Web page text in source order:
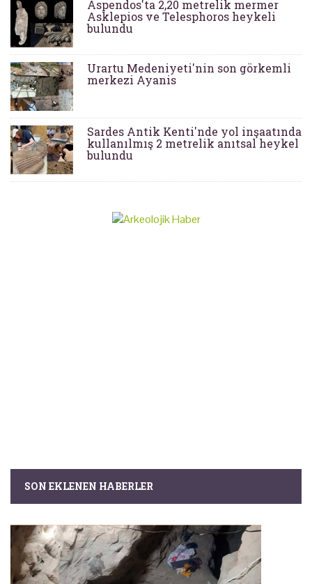
Aspendos'ta 2,20 metrelik mermer
Asklepios ve Telesphoros heykeli
bulundu
Urartu Medeniyeti'nin son görkemli
merkezi Ayanis
Sardes Antik Kenti'nde yol inşaatında
kullanılmış 2 metrelik anıtsal heykel
bulundu
SON EKLENEN HABERLER